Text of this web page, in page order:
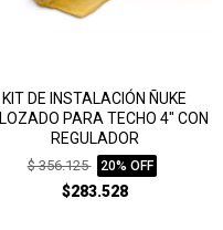
KIT DE INSTALACIÓN ÑUKE
PARA TECHO 4" CON
REGULADOR
$ 356.125 20% OFF
$283.528